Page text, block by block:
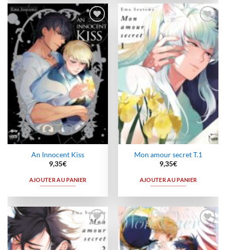
Ajouter
à la
wishlist
An Innocent Kiss
9,35€
AJOUTER AU PANIER
Ajouter
à la
wishlist
Mon amour secret T.1
9,35€
AJOUTER AU PANIER
Ajouter
à la
wishlist
Ajouter
à la
wishlist